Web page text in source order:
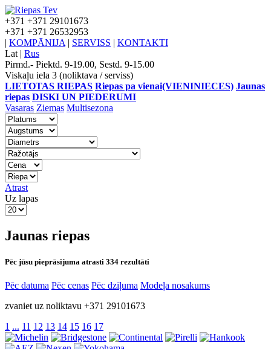
+371 +371 29101673
+371 +371 26532953
| KOMPĀNIJA | SERVISS | KONTAKTI
Lat | Rus
Pirmd.- Piektd. 9-19.00, Sestd. 9-15.00
Viskaļu iela 3 (noliktava / serviss)
LIETOTAS RIEPAS Riepas pa vienai(VIENINIECES) Jaunas
riepas DISKI UN PIEDERUMI
Vasaras Ziemas Multisezona
Atrast
Uz lapas
Jaunas riepas
Pēc jūsu pieprāsijuma atrasti 334 rezultāti
Pēc datuma Pēc cenas Pēc dziļuma Modeļa nosakums
zvaniet uz noliktavu +371 29101673
1 ... 11 12 13 14 15 16 17